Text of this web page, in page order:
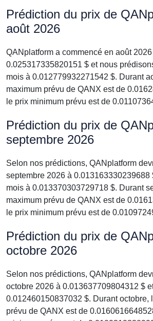
Prédiction du prix de
août 2026
QANplatform a commencé en août 2026
0.025317335820151 $ et nous
mois à 0.012779932271542 $. Durant
maximum prévu de QANX est de
le prix minimum prévu est de
Prédiction du prix de
septembre 2026
Selon nos prédictions, QANplatform
septembre 2026 à 0.013163330239688
mois à 0.013370303729718 $. Durant
maximum prévu de QANX est de
le prix minimum prévu est de
Prédiction du prix de
octobre 2026
Selon nos prédictions, QANplatform
octobre 2026 à 0.013637709804312 $
0.012460150837032 $. Durant octobre,
prévu de QANX est de